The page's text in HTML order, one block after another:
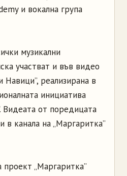
и вокална група
музикални
участват и във видео
Навици”, реализирана в
инициатива
Видеата от поредицата
в канала на „Маргаритка”
проект „Маргаритка”